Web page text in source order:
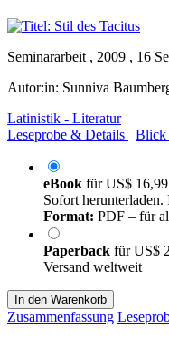
Seminararbeit , 2009 , 16
Autor:in: Sunniva
Latinistik - Literatur
Leseprobe & Details
Blick
eBook fürUS$ 16,99
Sofort
Format: PDF – für
Paperback fürUS$
Versand weltweit
In den Warenkorb
Zusammenfassung